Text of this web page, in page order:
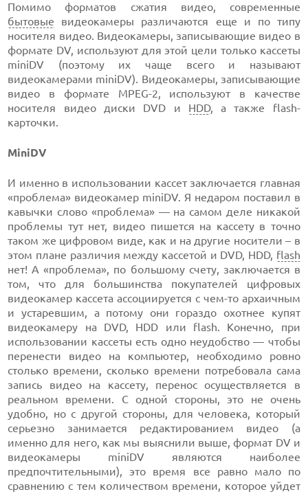
Помимо форматов сжатия видео, современные
бытовые видеокамеры различаются еще и по типу
носителя видео. Видеокамеры, записывающие видео в
формате DV, используют для этой цели только кассеты
miniDV (поэтому их чаще всего и называют
видеокамерами miniDV). Видеокамеры, записывающие
видео в формате MPEG-2, используют в качестве
носителя видео диски DVD и HDD, а также flash-
карточки.
MiniDV
И именно в использовании кассет заключается главная
«проблема» видеокамер miniDV. Я недаром поставил в
кавычки слово «проблема» — на самом деле никакой
проблемы тут нет, видео пишется на кассету в точно
таком же цифровом виде, как и на другие носители – в
этом плане различия между кассетой и DVD, HDD, flash
нет! А «проблема», по большому счету, заключается в
том, что для большинства покупателей цифровых
видеокамер кассета ассоциируется с чем-то архаичным
и устаревшим, а потому они гораздо охотнее купят
видеокамеру на DVD, HDD или flash. Конечно, при
использовании кассеты есть одно неудобство — чтобы
перенести видео на компьютер, необходимо ровно
столько времени, сколько времени потребовала сама
запись видео на кассету, перенос осуществляется в
реальном времени. С одной стороны, это не очень
удобно, но с другой стороны, для человека, который
серьезно занимается редактированием видео (а
именно для него, как мы выяснили выше, формат DV и
видеокамеры miniDV являются наиболее
предпочтительными), это время все равно мало по
сравнению с тем количеством времени, которое уйдет